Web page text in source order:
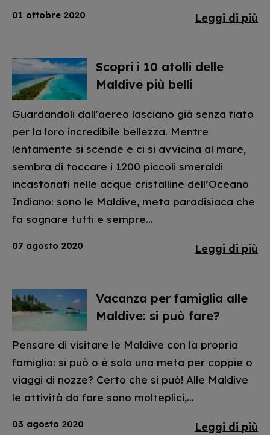
01 ottobre 2020 Leggi di più
Scopri i 10 atolli delle
Maldive più belli
Guardandoli dall'aereo lasciano già senza fiato
per la loro incredibile bellezza. Mentre
lentamente si scende e ci si avvicina al mare,
sembra di toccare i 1200 piccoli smeraldi
incastonati nelle acque cristalline dell’Oceano
Indiano: sono le Maldive, meta paradisiaca che
fa sognare tutti e sempre...
07 agosto 2020 Leggi di più
Vacanza per famiglia alle
Maldive: si può fare?
Pensare di visitare le Maldive con la propria
famiglia: si può o è solo una meta per coppie o
viaggi di nozze? Certo che si può! Alle Maldive
le attività da fare sono molteplici,...
03 agosto 2020 Leggi di più